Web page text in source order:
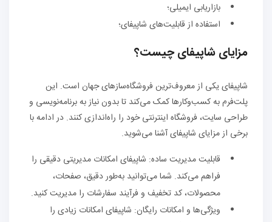
بازاریابی ایمیلی؛
استفاده از قابلیت‌های شاپیفای؛
مزایای شاپیفای چیست؟
شاپیفای یکی از معروف‌ترین فروشگاه‌سازهای جهان است. این
پلت‌فرم به کسب‌وکارها کمک می‌کند تا بدون نیاز به برنامه‌نویسی و
طراحی سایت، فروشگاه اینترنتی خود را راه‌اندازی کنند. در ادامه با
برخی از مزایای شاپیفای آشنا می‌شوید.
قابلیت مدیریت ساده: شاپیفای امکانات مدیریتی دقیقی را
فراهم می‌کند. شما می‌توانید به‌طور دقیق، صفحات،
محصولات، کد تخفیف و فرآیند سفارشات را مدیریت کنید.
ویژگی‌ها و امکانات رایگان: شاپیفای امکانات زیادی را